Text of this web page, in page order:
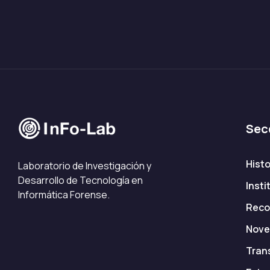
Laboratorio de Investigación y
Desarrollo de Tecnología en
Informática Forense.